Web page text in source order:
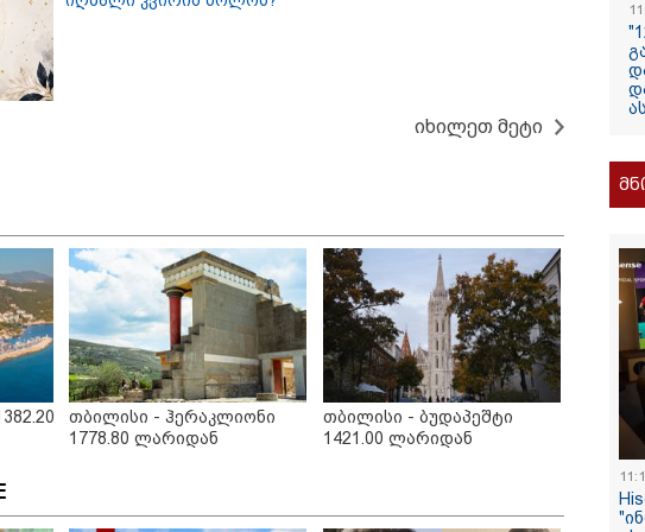
დაკავშირებით?
19:32 / 08-08-2026
"სიმბოლურია, რომ
კობახიძის
მოღალატეობრივი
განცხადება
საქართველოს
"ნაციონალური
19:03 / 08-08-
"მკაცრად
ირაკლი
"კოალიცია
16:33 / 08-08-2026 16:22 / 08-08-
იხილეთ მეტი
თბილისი - ჰერაკლიონი
1778.80 ლარიდან
თბილისი - ბუდაპეშტი
1421.00 ლარიდან